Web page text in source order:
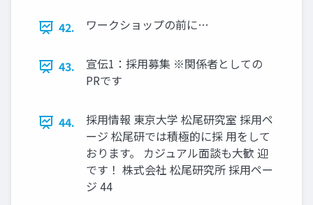
42. ワークショップの前に…
43.
宣伝1：採用募集 ※関係者としての
PRです
44.
採用情報 東京大学 松尾研究室 採用ペ
ージ 松尾研では積極的に採 用をして
おります。 カジュアル面談も大歓 迎
です！ 株式会社 松尾研究所 採用ペー
ジ 44